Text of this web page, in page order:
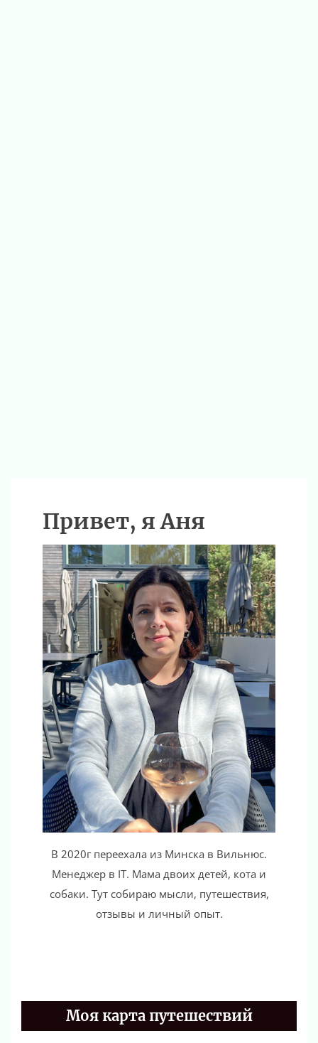
Привет, я Аня
В 2020г переехала из Минска в Вильнюс.
Менеджер в IT. Мама двоих детей, кота и
собаки. Тут собираю мысли, путешествия,
отзывы и личный опыт.
Моя карта путешествий